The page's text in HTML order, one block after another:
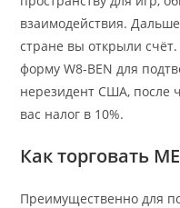
взаимодействия. Дальше
стране вы открыли
форму W8-BEN для
нерезидент США, после
вас налог в 10%.
Как торговать
Преимущественно для